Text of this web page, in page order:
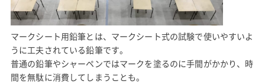
マークシート用鉛筆とは、マークシート式の試験で使いやすいよ
うに工夫されている鉛筆です。
普通の鉛筆やシャーペンではマークを塗るのに手間がかかり、時
間を無駄に消費してしまうことも。